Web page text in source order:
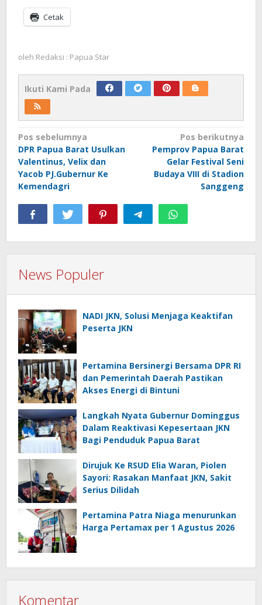
News Populer
NADI JKN, Solusi Menjaga Keaktifan
Pertamina Bersinergi Bersama DPR RI
dan Pemerintah Daerah Pastikan
Akses Energi di Bintuni
Dalam Reaktivasi Kepesertaan JKN
Bagi Penduduk Papua Barat
Serius Dilidah
Pertamina Patra Niaga menurunkan
Komentar
Tinggalkan Balasan
Alamat email Anda tidak akan dipublikasikan. Ruas yang
wajib ditandai*